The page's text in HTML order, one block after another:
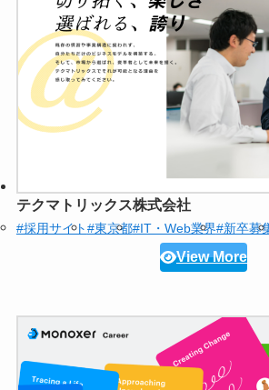
テクマトリックス株式会社
#採用サイト#東京都#IT・Web業界#新卒募
View More